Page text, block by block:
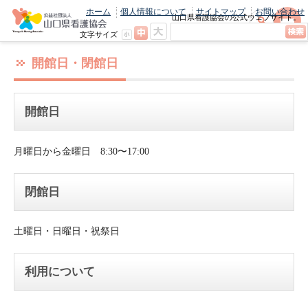
山口県看護協会の公式ウェブサイト。
最新のニュースやお知らせをいち早くお
ホーム 個人情報について サイトマップ お問い合わせ
文字サイズ
開館日・閉館日
開館日
月曜日から金曜日 8:30〜17:00
閉館日
土曜日・日曜日・祝祭日
利用について